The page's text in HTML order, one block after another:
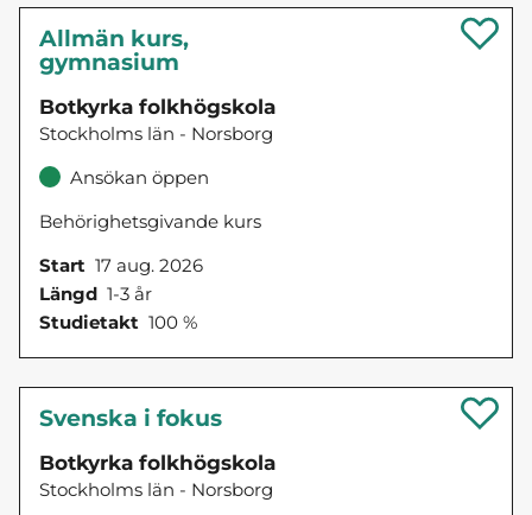
Allmän kurs,
gymnasium
Botkyrka folkhögskola
Stockholms län - Norsborg
Ansökan öppen
Behörighetsgivande kurs
Start 17 aug. 2026
Längd 1-3 år
Studietakt 100 %
Svenska i fokus
Botkyrka folkhögskola
Stockholms län - Norsborg